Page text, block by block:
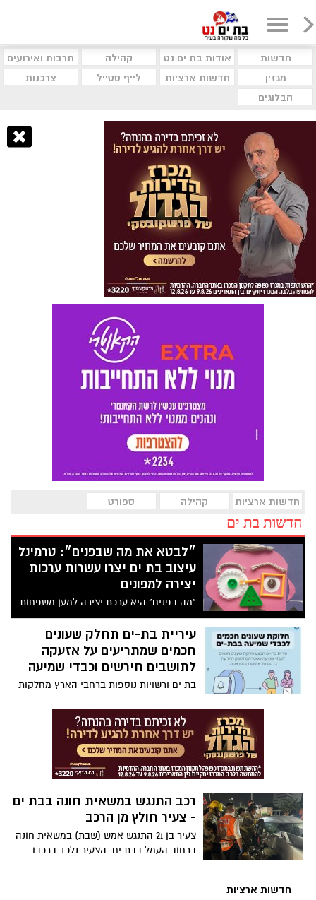
חדשות אודות בת ים נט קהילה
תרבות ואירועים
מגזין
חדשות ארציות לייף סטייל
צרכנות
הבלוגים
חדשות ארציות קהילה ספורט
חדשות בת ים
״לבטא את מה שבפנים״: טרמינל
עיצוב בת ים יצרו עשרות ערכות
יצירה למפונים
"מה בפנים" היא ערכת יצירה למען משפחות
המפונים שיצרו האמן חנוך פיבן וטרמינל
העיצוב בבת ים. השם, בעל המשמעות
הכפולה, מרמז על מהות הפרויקט, שבא בדרך
משחקית לבטא את אשר קורה בפנים הנפש
בוחרים לשים על הדיוקן — פנים.
עיריית בת-ים תחלק שעונים
חכמים שמתריעים על אזעקה
לתושבים חירשים וכבדי שמיעה
בת ים ורשויות נוספות ברחבי הארץ מחלקות
שעונים חכמים שמתריעים על אזעקה
לתושבים חירשים וכבדי שמיעה. ראש עיריית
בת ים צביקה ברוט: ״ לאחר שהבנו שהמדינה
אינה נותנת פתרון לנושא, החלטנו לפעול
בעצמנו״.
רכב התנגש במשאית חונה בבת ים
- צעיר חולץ מן הרכב
צעיר בן 21 התנגש אמש (שבת) במשאית חונה
ברחוב העמל בבת ים. הצעיר נלכד ברכבו
חדשות ארציות